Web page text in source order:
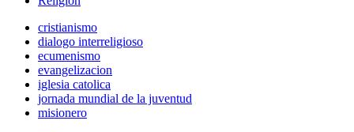
cristianismo
dialogo interreligioso
ecumenismo
evangelizacion
iglesia catolica
jornada mundial de la juventud
misionero